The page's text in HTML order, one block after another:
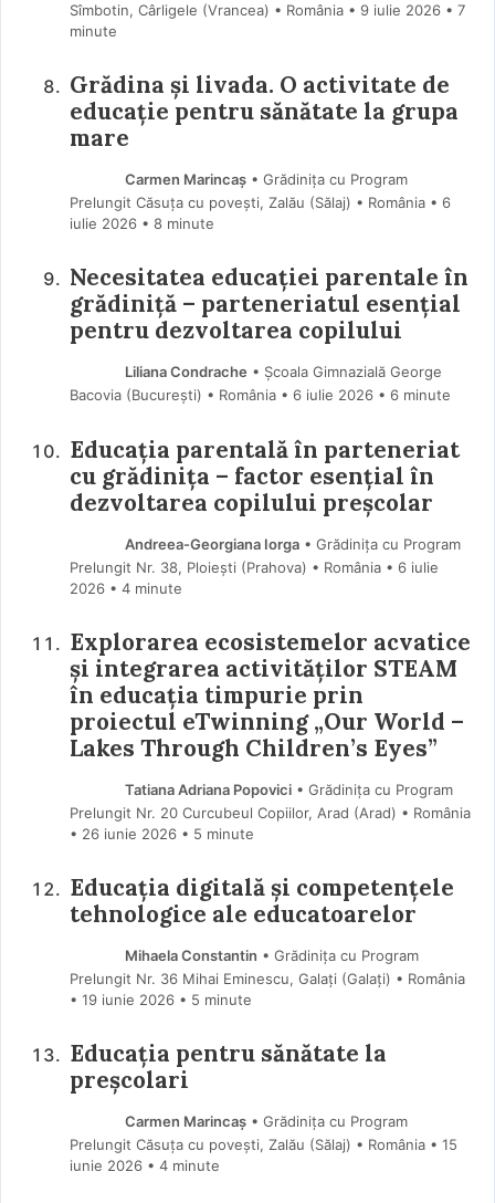
Sîmbotin, Cârligele (Vrancea) • România
9 iulie 2026 • 7
minute
Grădina și livada. O activitate de
educație pentru sănătate la grupa
mare
Carmen Marincaș• Grădinița cu Program
Prelungit Căsuța cu povești, Zalău (Sălaj) • România
6
iulie 2026 • 8 minute
Necesitatea educației parentale în
grădiniță – parteneriatul esențial
pentru dezvoltarea copilului
Liliana Condrache • Școala Gimnazială George
Bacovia (Bucureşti) • România
6 iulie 2026 • 6 minute
Educația parentală în parteneriat
cu grădinița – factor esențial în
dezvoltarea copilului preșcolar
Andreea-Georgiana Iorga• Grădinița cu Program
Prelungit Nr. 38, Ploiești (Prahova) • România
6 iulie
2026 • 4 minute
Explorarea ecosistemelor acvatice
și integrarea activităților STEAM
în educația timpurie prin
proiectul eTwinning „Our World –
Lakes Through Children’s Eyes”
Tatiana Adriana Popovici• Grădinița cu Program
Prelungit Nr. 20 Curcubeul Copiilor, Arad (Arad) • România
26 iunie 2026 • 5 minute
Educația digitală și competențele
tehnologice ale educatoarelor
Mihaela Constantin • Grădinița cu Program
Prelungit Nr. 36 Mihai Eminescu, Galați (Galaţi) • România
19 iunie 2026 • 5 minute
Educația pentru sănătate la
preșcolari
Carmen Marincaș• Grădinița cu Program
Prelungit Căsuța cu povești, Zalău (Sălaj) • România
15
iunie 2026 • 4 minute